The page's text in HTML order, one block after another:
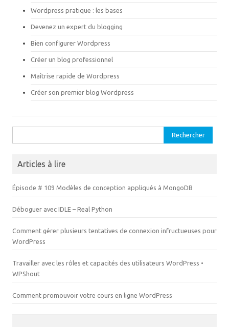
s
u
e
o
u
v
e
l
e
f
e
e
n
s
n
n
o
v
l
l
f
r
)
Wordpress pratique : les bases
Devenez un expert du blogging
Bien configurer Wordpress
Créer un blog professionnel
Maîtrise rapide de Wordpress
Créer son premier blog Wordpress
Articles à lire
Épisode # 109 Modèles de conception appliqués à MongoDB
Déboguer avec IDLE – Real Python
Comment gérer plusieurs tentatives de connexion infructueuses pour
WordPress
Travailler avec les rôles et capacités des utilisateurs WordPress •
WPShout
Comment promouvoir votre cours en ligne WordPress